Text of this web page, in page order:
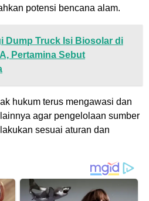
potensi bencana alam.
Dump Truck Isi Biosolar di
Pertamina Sebut
hukum terus mengawasi dan
agar pengelolaan sumber
sesuai aturan dan